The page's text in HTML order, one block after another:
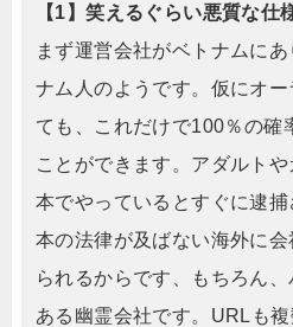
【1】笑えるぐらい悪質な仕
まず運営会社がベトナムに
ナム人のようです。仮にオ
ても、これだけで100％の確
ことができます。アダルト
本でやっているとすぐに逮
本の法律が及ばない海外に会
られるからです、もちろん
ある幽霊会社です。URLも